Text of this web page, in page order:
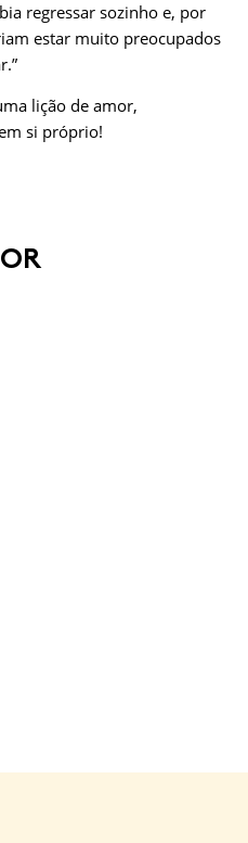
regressar sozinho e, por
estar muito preocupados
lição de amor,
si próprio!